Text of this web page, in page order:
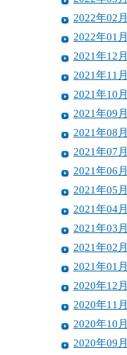
2022年02月
2022年01月
2021年12月
2021年11月
2021年10月
2021年09月
2021年08月
2021年07月
2021年06月
2021年05月
2021年04月
2021年03月
2021年02月
2021年01月
2020年12月
2020年11月
2020年10月
2020年09月